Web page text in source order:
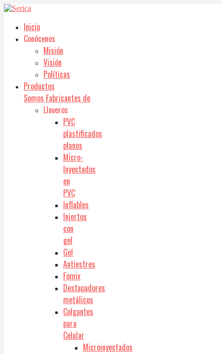
Inicio
Conócenos
Misión
Visión
Políticas
Productos
Somos Fabricantes de
Llaveros
PVC
plastificados
planos
Micro-
Inyectados
en
PVC
Inflables
Injertos
con
gel
Gel
Antiestres
Fomix
Destapadores
metálicos
Colgantes
para
Celular
Microinyectados